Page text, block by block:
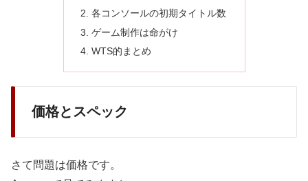
各コンソールの初期タイトル数
ゲーム制作は命がけ
WTS的まとめ
価格とスペック
さて問題は価格です。